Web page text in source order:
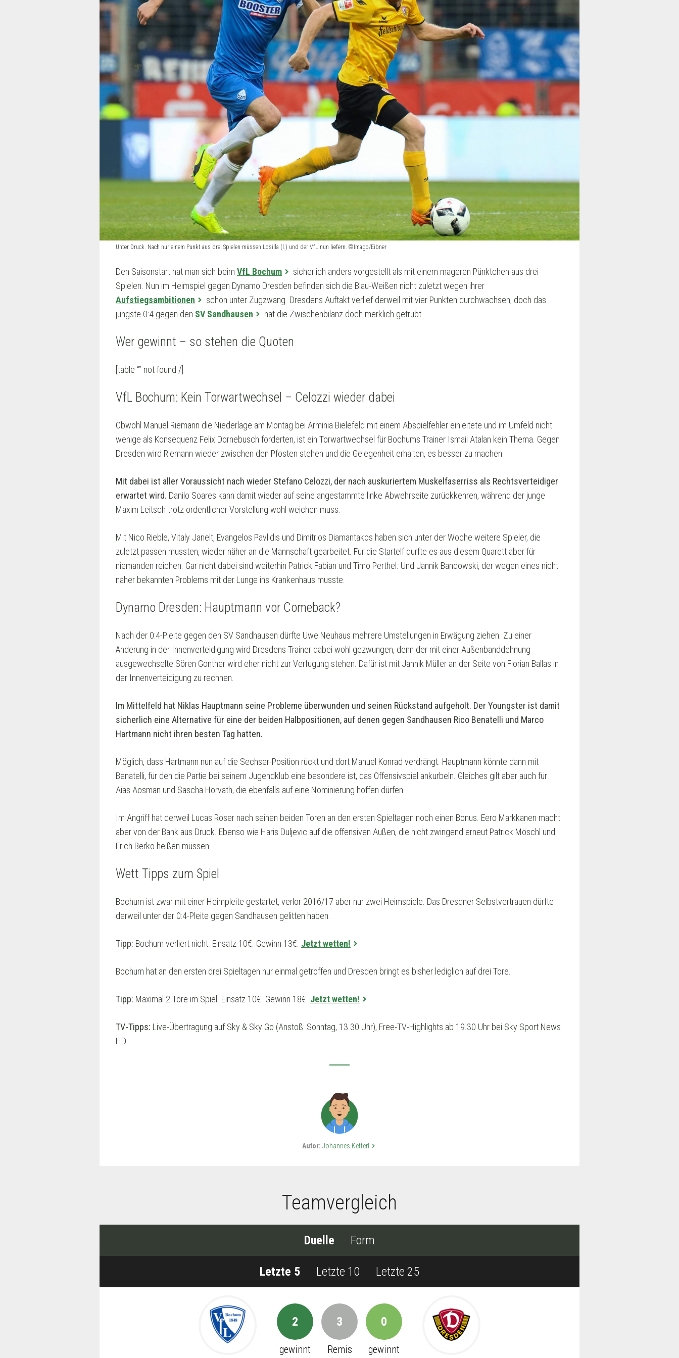
Unter Druck. Nach nur einem Punkt aus drei Spielen müssen Losilla (l.) und der VfL nun liefern. ©Imago/Eibner
Den Saisonstart hat man sich beim VfL Bochum
sicherlich anders vorgestellt als mit einem mageren Pünktchen aus drei
Spielen. Nun im Heimspiel gegen Dynamo Dresden befinden sich die Blau-Weißen nicht zuletzt wegen ihrer
Aufstiegsambitionen
schon unter Zugzwang. Dresdens Auftakt verlief derweil mit vier Punkten durchwachsen, doch das
jüngste 0:4 gegen den SV Sandhausen hat die Zwischenbilanz doch merklich getrübt.
Wer gewinnt – so stehen die Quoten
[table “” not found /]
VfL Bochum: Kein Torwartwechsel – Celozzi wieder dabei
Obwohl Manuel Riemann die Niederlage am Montag bei Arminia Bielefeld mit einem Abspielfehler einleitete und im Umfeld nicht
wenige als Konsequenz Felix Dornebusch forderten, ist ein Torwartwechsel für Bochums Trainer Ismail Atalan kein Thema. Gegen
Dresden wird Riemann wieder zwischen den Pfosten stehen und die Gelegenheit erhalten, es besser zu machen.
Mit dabei ist aller Voraussicht nach wieder Stefano Celozzi, der nach auskuriertem Muskelfaserriss als Rechtsverteidiger
erwartet wird. Danilo Soares kann damit wieder auf seine angestammte linke Abwehrseite zurückkehren, während der junge
Maxim Leitsch trotz ordentlicher Vorstellung wohl weichen muss.
Mit Nico Rieble, Vitaly Janelt, Evangelos Pavlidis und Dimitrios Diamantakos haben sich unter der Woche weitere Spieler, die
zuletzt passen mussten, wieder näher an die Mannschaft gearbeitet. Für die Startelf dürfte es aus diesem Quarett aber für
niemanden reichen. Gar nicht dabei sind weiterhin Patrick Fabian und Timo Perthel. Und Jannik Bandowski, der wegen eines nicht
näher bekannten Problems mit der Lunge ins Krankenhaus musste.
Dynamo Dresden: Hauptmann vor Comeback?
Nach der 0:4-Pleite gegen den SV Sandhausen dürfte Uwe Neuhaus mehrere Umstellungen in Erwägung ziehen. Zu einer
Änderung in der Innenverteidigung wird Dresdens Trainer dabei wohl gezwungen, denn der mit einer Außenbanddehnung
ausgewechselte Sören Gonther wird eher nicht zur Verfügung stehen. Dafür ist mit Jannik Müller an der Seite von Florian Ballas in
der Innenverteidigung zu rechnen.
Im Mittelfeld hat Niklas Hauptmann seine Probleme überwunden und seinen Rückstand aufgeholt. Der Youngster ist damit
sicherlich eine Alternative für eine der beiden Halbpositionen, auf denen gegen Sandhausen Rico Benatelli und Marco
Hartmann nicht ihren besten Tag hatten.
Möglich, dass Hartmann nun auf die Sechser-Position rückt und dort Manuel Konrad verdrängt. Hauptmann könnte dann mit
Benatelli, für den die Partie bei seinem Jugendklub eine besondere ist, das Offensivspiel ankurbeln. Gleiches gilt aber auch für
Aias Aosman und Sascha Horvath, die ebenfalls auf eine Nominierung hoffen dürfen.
Im Angriff hat derweil Lucas Röser nach seinen beiden Toren an den ersten Spieltagen noch einen Bonus. Eero Markkanen macht
aber von der Bank aus Druck. Ebenso wie Haris Duljevic auf die offensiven Außen, die nicht zwingend erneut Patrick Möschl und
Erich Berko heißen müssen.
Wett Tipps zum Spiel
Bochum ist zwar mit einer Heimpleite gestartet, verlor 2016/17 aber nur zwei Heimspiele. Das Dresdner Selbstvertrauen dürfte
derweil unter der 0:4-Pleite gegen Sandhausen gelitten haben.
Tipp: Bochum verliert nicht. Einsatz 10€. Gewinn 13€. Jetzt wetten!
Bochum hat an den ersten drei Spieltagen nur einmal getroffen und Dresden bringt es bisher lediglich auf drei Tore.
Tipp: Maximal 2 Tore im Spiel. Einsatz 10€. Gewinn 18€. Jetzt wetten!
TV-Tipps: Live-Übertragung auf Sky & Sky Go (Anstoß: Sonntag, 13.30 Uhr), Free-TV-Highlights ab 19.30 Uhr bei Sky Sport News
HD
Autor: Johannes Ketterl keyboard_arrow_right
Teamvergleich
Duelle Form
Letzte 5 Letzte 10 Letzte 25
2
gewinnt
3
Remis
0
gewinnt